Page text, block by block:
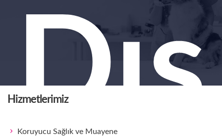
Dış
Hizmetlerimiz
Koruyucu Sağlık ve Muayene